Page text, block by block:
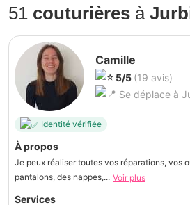
51 couturières à
Camille
5/5 (19 avis)
Se déplace à
Identité vérifiée
À propos
Je peux réaliser toutes vos réparations, vos
pantalons, des nappes,... Voir plus
Services